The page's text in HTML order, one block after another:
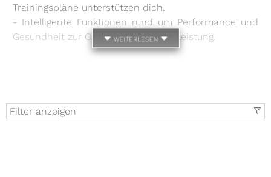
Trainingspläne unterstützen dich.
- Intelligente Funktionen rund um Performance und
Gesundheit zur Optimierung deiner Leistung.
weiterlesen
t
Filter anzeigen